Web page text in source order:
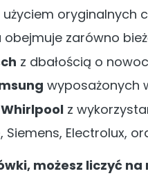
użyciem oryginalnych
obejmuje zarówno
z dbałością o
wyposażonych
z
Electrolux,
możesz liczyć